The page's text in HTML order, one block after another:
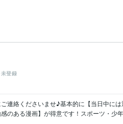
未登録
連絡くださいませ♪基本的に【当日中に
のある漫画】が得意です！スポーツ・少